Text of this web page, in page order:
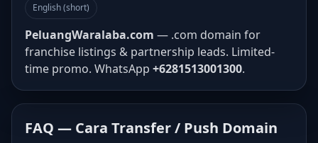
English (short)
PeluangWaralaba.com — .com domain for
franchise listings & partnership leads. Limited-
time promo. WhatsApp +6281513001300.
FAQ — Cara Transfer / Push Domain